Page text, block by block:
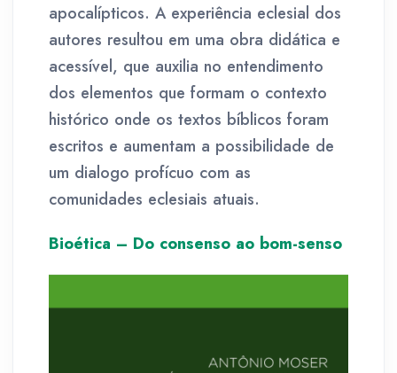
apocalípticos. A experiência eclesial dos
autores resultou em uma obra didática e
acessível, que auxilia no entendimento
dos elementos que formam o contexto
histórico onde os textos bíblicos foram
escritos e aumentam a possibilidade de
um dialogo profícuo com as
comunidades eclesiais atuais.
Bioética – Do consenso ao bom-senso